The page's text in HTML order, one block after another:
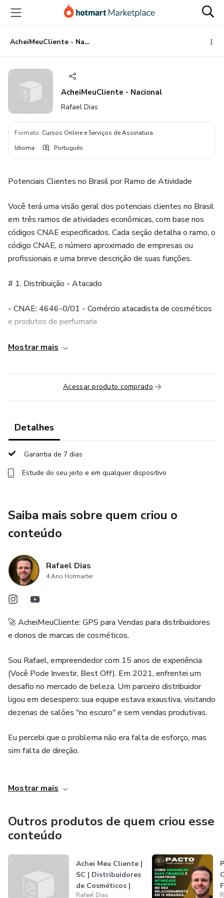
para
conteúdo
principal
para
pagamento
para
rodapé
AcheiMeuCliente - Nacional
AcheiMeuCliente - Nacional
Rafael Dias
Formato: Cursos Online e Serviços de Assinatura
Idioma: Português
Potenciais Clientes no Brasil por Ramo de Atividade
Você terá uma visão geral dos potenciais clientes no Brasil
em três ramos de atividades econômicas, com base nos
códigos CNAE especificados. Cada seção detalha o ramo, o
código CNAE, o número aproximado de empresas ou
profissionais e uma breve descrição de suas funções.
# 1. Distribuição - Atacado
- CNAE: 4646-0/01 - Comércio atacadista de cosméticos
e produtos de perfumaria
- Número aproximado de empresas: 64.826
Descrição:
- Essenciais para garantir a capilaridade na distribuição de
cosméticos e produtos de perfumaria.
- CNAE: 4618-4/01 - Representantes comerciais e
agentes do comércio de medicamentos, cosméticos e
- Número aproximado de profissionais/empresas: 44.449
Descrição:
- Profissionais ou empresas que atuam como
intermediários nas vendas.
- Conectam fabricantes e atacadistas aos clientes finais.
- Geralmente não mantêm estoque, funcionando como
força de vendas externa.
- CNAE: 9602-5/01 - Cabeleireiros, manicure e pedicure
- Profissionais e estabelecimentos que oferecem serviços
de cuidados com cabelo, barbearia, manicure e pedicure.
- Atuam diretamente com o consumidor final, utilizando
produtos de cosméticos e perfumaria em suas atividades.
Mostrar mais
Acessar produto comprado
Detalhes
Garantia de 7 dias
Estude do seu jeito e em qualquer dispositivo
Saiba mais sobre quem criou o
conteúdo
Rafael Dias
4 Ano Hotmarter
🚀 AcheiMeuCliente: GPS para Vendas para distribuidores
e donos de marcas de cosméticos.
Sou Rafael, empreendedor com 15 anos de experiência
(Você Pode Investir, Best Off). Em 2021, enfrentei um
desafio no mercado de beleza. Um parceiro distribuidor
ligou em desespero: sua equipe estava exaustiva, visitando
dezenas de salões "no escuro" e sem vendas produtivas.
Eu percebi que o problema não era falta de esforço, mas
sim falta de direção.
drama: gastavam muito tempo e combustível rodando
levasse os distribuidores DIRETO para os clientes
certos?"
Foi assim que nasceu o AcheiMeuCliente.
A primeira versão foi um serviço manual e exclusivo, mas
com resultados rápidos: o distribuidor parceiro reduziu em
Mostrar mais
Outros produtos de quem criou esse
conteúdo
Achei Meu Cliente |
SC | Distribuidores
de Cosméticos |
Rafael Dias